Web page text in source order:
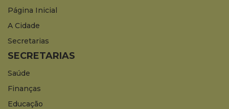
Página Inicial
A Cidade
Secretarias
SECRETARIAS
Saúde
Finanças
Educação